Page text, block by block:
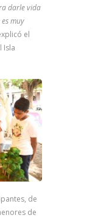
darle vida
muy
el
Isla
de
de